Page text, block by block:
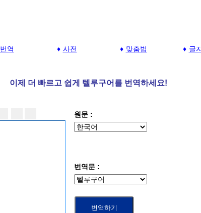
번역 사전 맞춤법 글
이제 더 빠르고 쉽게 텔루구어를 번역하세요!
원문 :
번역문 :